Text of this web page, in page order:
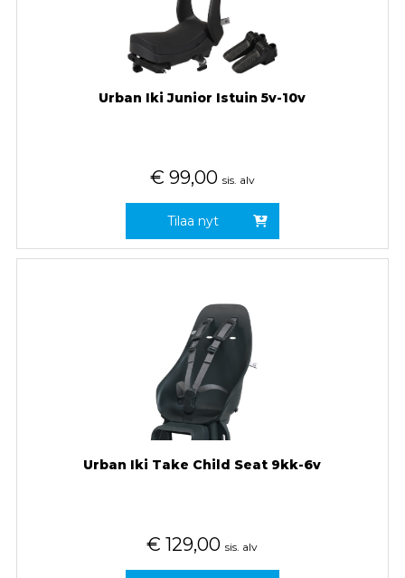
Urban Iki Junior Istuin 5v-10v
€ 99,00 sis. alv
Tilaa nyt
Urban Iki Take Child Seat 9kk-6v
€ 129,00 sis. alv